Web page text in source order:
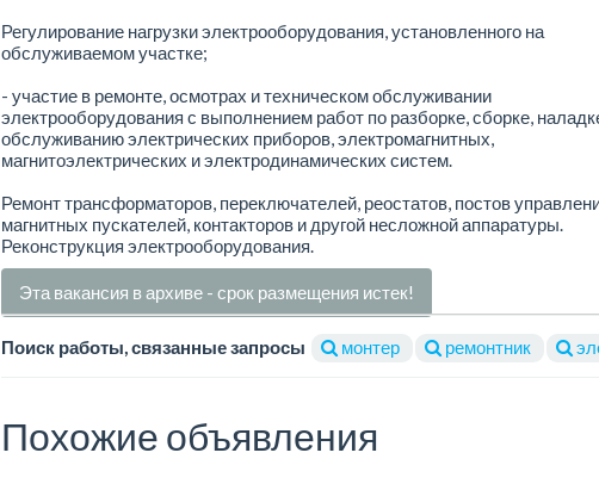
Регулирование нагрузки электрооборудования, установленного на
обслуживаемом участке;
- участие в ремонте, осмотрах и техническом обслуживании
электрооборудования с выполнением работ по разборке, сборке,
обслуживанию электрических приборов, электромагнитных,
магнитоэлектрических и электродинамических систем.
Ремонт трансформаторов, переключателей, реостатов, постов
магнитных пускателей, контакторов и другой несложной аппаратуры.
Реконструкция электрооборудования.
Эта вакансия в архиве - срок размещения истек!
Поиск работы, связанные запросы монтер ремонтник
Похожие объявления